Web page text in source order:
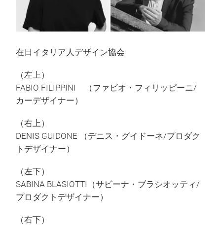
在日イタリア人デザイン協会
（左上）
FABIO FILIPPINI （ファビオ・フィリッピーニ/
カーデザイナー）
（右上）
DENIS GUIDONE （デニス・グイドーネ/プロダク
トデザイナー）
（左下）
SABINA BLASIOTTI（サビーナ・ブラシオッティ/
プロダクトデザイナー）
（右下）